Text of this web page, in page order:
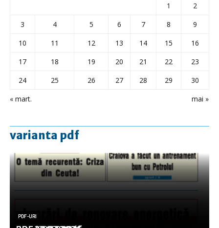
« mart. mai »
1
2
3
4 5 6 7 8
9
10
11 12 13 14 15
16
17
18 19 20 21 22
23
24
25 26 27 28 29 30
varianta pdf
PDF-URI
PDF-URI
PDF-URI
PDF-URI
PDF-URI